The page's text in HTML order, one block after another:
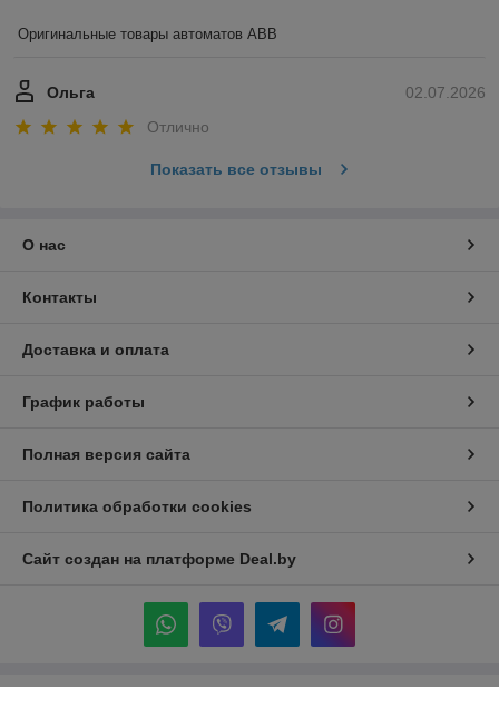
Оригинальные товары автоматов ABB
02.07.2026
Ольга
Отлично
Показать все отзывы
О нас
Контакты
Доставка и оплата
График работы
Полная версия сайта
Политика обработки cookies
Сайт создан на платформе Deal.by